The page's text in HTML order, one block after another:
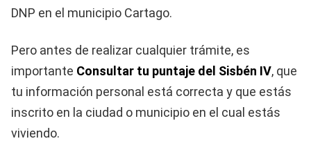
DNP en el municipio Cartago.
Pero antes de realizar cualquier trámite, es
importante Consultar tu puntaje del Sisbén IV, que
tu información personal está correcta y que estás
inscrito en la ciudad o municipio en el cual estás
viviendo.